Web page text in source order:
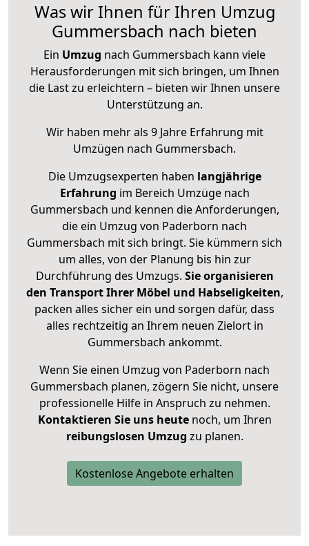
Was wir Ihnen für Ihren Umzug
Gummersbach nach bieten
Ein Umzug nach Gummersbach kann viele
Herausforderungen mit sich bringen, um Ihnen
die Last zu erleichtern – bieten wir Ihnen unsere
Unterstützung an.
Wir haben mehr als 9 Jahre Erfahrung mit
Umzügen nach Gummersbach.
Die Umzugsexperten haben langjährige
Erfahrung im Bereich Umzüge nach
Gummersbach und kennen die Anforderungen,
die ein Umzug von Paderborn nach
Gummersbach mit sich bringt. Sie kümmern sich
um alles, von der Planung bis hin zur
Durchführung des Umzugs. Sie organisieren
den Transport Ihrer Möbel und Habseligkeiten,
packen alles sicher ein und sorgen dafür, dass
alles rechtzeitig an Ihrem neuen Zielort in
Gummersbach ankommt.
Wenn Sie einen Umzug von Paderborn nach
Gummersbach planen, zögern Sie nicht, unsere
professionelle Hilfe in Anspruch zu nehmen.
Kontaktieren Sie uns heutenoch, um Ihren
reibungslosen Umzug zu planen.
Kostenlose Angebote erhalten